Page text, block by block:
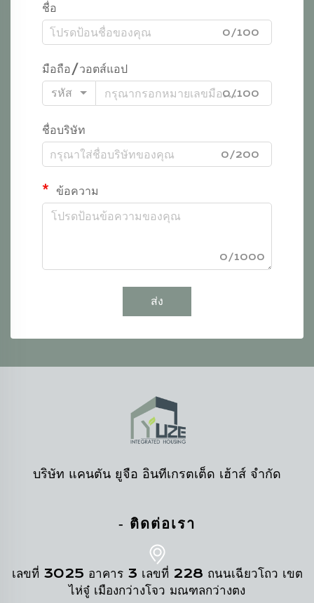
ชื่อ
0/100
มือถือ/วอตส์แอป
รหัส
0/100
ชื่อบริษัท
0/200
ข้อความ
0/1000
ส่ง
บริษัท แคนตัน ยูจือ อินทีเกรตเต็ด เฮ้าส์ จำกัด
- ติดต่อเรา
เลขที่ 3025 อาคาร 3 เลขที่ 228 ถนนเฉียวโถว เขต
ไห่จู๋ เมืองกว่างโจว มณฑลกว่างตง